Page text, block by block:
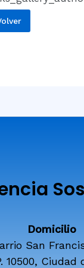
Domicilio
San
10500, Ciudad